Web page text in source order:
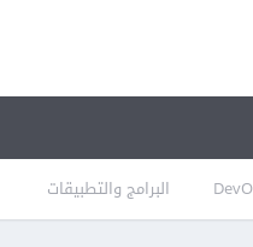
البرامج والتطبيقات